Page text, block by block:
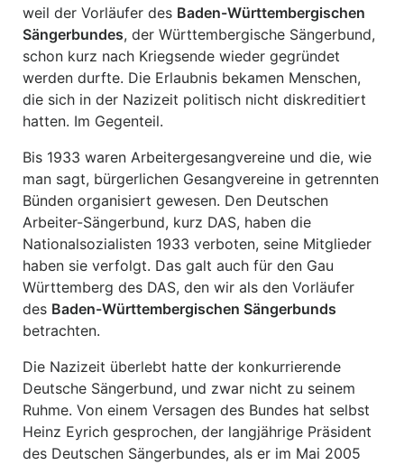
weil der Vorläufer des Baden-Württembergischen
Sängerbundes, der Württembergische Sängerbund,
schon kurz nach Kriegsende wieder gegründet
werden durfte. Die Erlaubnis bekamen Menschen,
die sich in der Nazizeit politisch nicht diskreditiert
hatten. Im Gegenteil.
Bis 1933 waren Arbeitergesangvereine und die, wie
man sagt, bürgerlichen Gesangvereine in getrennten
Bünden organisiert gewesen. Den Deutschen
Arbeiter-Sängerbund, kurz DAS, haben die
Nationalsozialisten 1933 verboten, seine Mitglieder
haben sie verfolgt. Das galt auch für den Gau
Württemberg des DAS, den wir als den Vorläufer
des Baden-Württembergischen Sängerbunds
betrachten.
Die Nazizeit überlebt hatte der konkurrierende
Deutsche Sängerbund, und zwar nicht zu seinem
Ruhme. Von einem Versagen des Bundes hat selbst
Heinz Eyrich gesprochen, der langjährige Präsident
des Deutschen Sängerbundes, als er im Mai 2005